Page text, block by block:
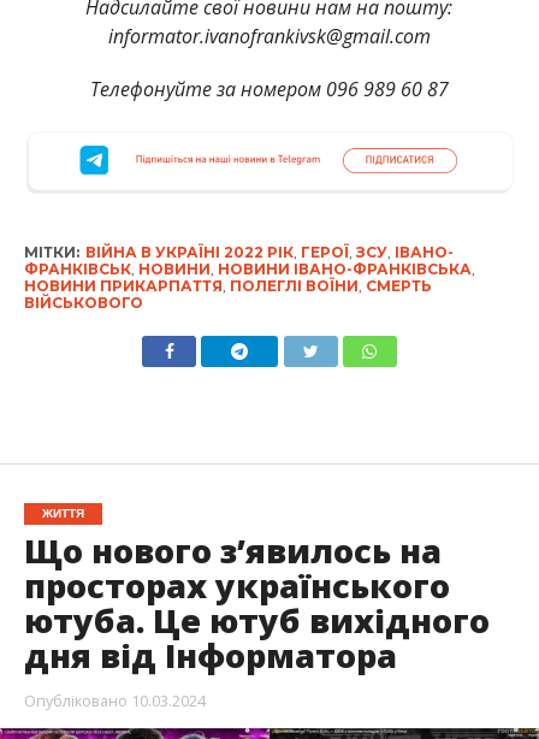
Надсилайте свої новини нам на пошту:
informator.ivanofrankivsk@gmail.com
Телефонуйте за номером 096 989 60 87
МІТКИ: ВІЙНА В УКРАЇНІ 2022 РІК, ГЕРОЇ ЗСУ, ІВАНО-
ФРАНКІВСЬК, НОВИНИ НОВИНИ ІВАНО-ФРАНКІВСЬКА
НОВИНИ ПРИКАРПАТТЯ ПОЛЕГЛІ ВОЇНИ СМЕРТЬ
ВІЙСЬКОВОГО
ЖИТТЯ
Що нового з’явилось на
просторах українського
ютуба. Це ютуб вихідного
дня від Інформатора
Опубліковано 10.03.2024